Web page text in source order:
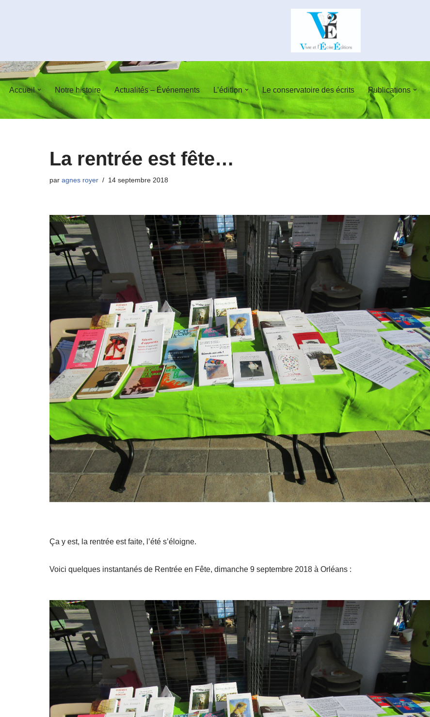
Accueil Notre histoire Actualités – Événements L’édition Le conservatoire des écrits Publications
La rentrée est fête…
par agnes royer 14 septembre 2018
Ça y est, la rentrée est faite, l’été s’éloigne.
Voici quelques instantanés de Rentrée en Fête, dimanche 9 septembre 2018 à Orléans :